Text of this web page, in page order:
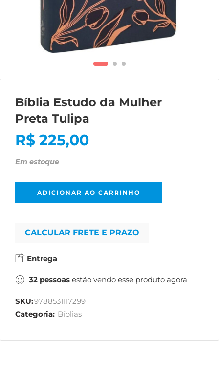
Bíblia Estudo da Mulher
Preta Tulipa
R$ 225,00
Em estoque
ADICIONAR AO CARRINHO
CALCULAR FRETE E PRAZO
Entrega
32 pessoas estão vendo esse produto agora
SKU:9788531117299
Categoria: Bíblias